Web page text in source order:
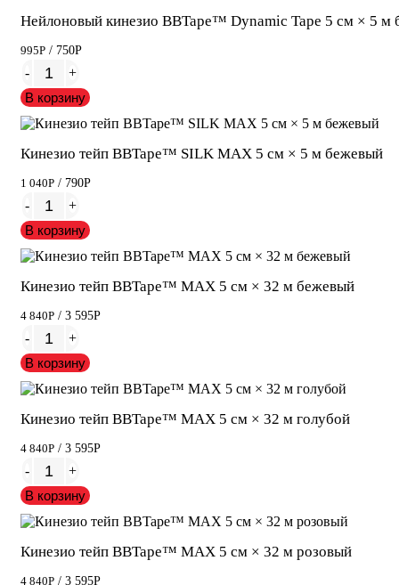
Нейлоновый кинезио BBTape™ Dynamic Tape 5 см × 5 м
995Р / 750Р
-
+
В корзину
Кинезио тейп BBTape™ SILK MAX 5 см × 5 м бежевый
1 040Р / 790Р
-
+
В корзину
Кинезио тейп BBTape™ МАХ 5 см × 32 м бежевый
4 840Р / 3 595Р
-
+
В корзину
Кинезио тейп BBTape™ МАХ 5 см × 32 м голубой
4 840Р / 3 595Р
-
+
В корзину
Кинезио тейп BBTape™ МАХ 5 см × 32 м розовый
4 840Р / 3 595Р